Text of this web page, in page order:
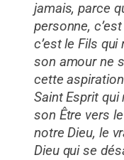
jamais, parce
personne,
c’est le Fils
son amour ne
cette
Saint Esprit
son Être vers
notre Dieu, le
Dieu qui se